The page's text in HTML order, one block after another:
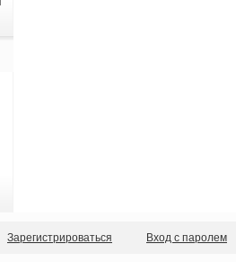
Зарегистрироваться Вход с паролем